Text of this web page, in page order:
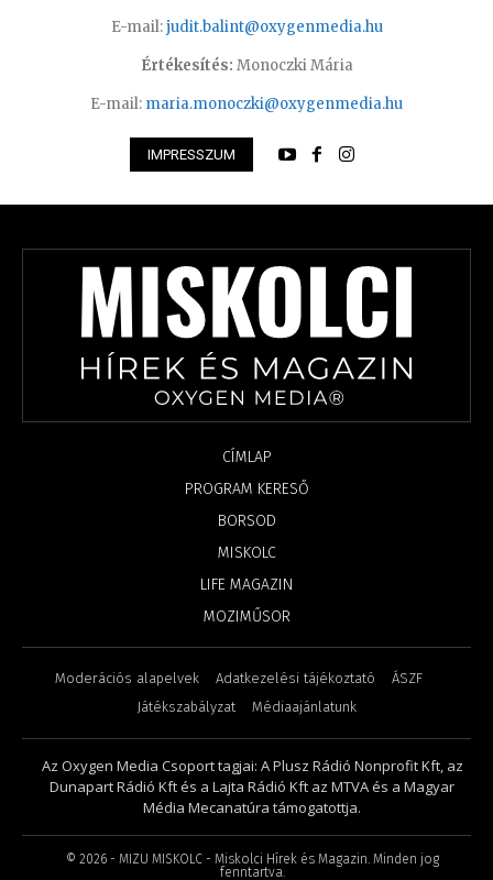
E-mail:judit.balint@oxygenmedia.hu
Értékesítés: Monoczki Mária
E-mail: maria.monoczki@oxygenmedia.hu
IMPRESSZUM
CÍMLAP
PROGRAM KERESŐ
BORSOD
MISKOLC
LIFE MAGAZIN
MOZIMŰSOR
Moderációs alapelvek Adatkezelési tájékoztató
ÁSZF
Játékszabályzat
Médiaajánlatunk
Az Oxygen Media Csoport tagjai: A Plusz Rádió Nonprofit Kft, az
Dunapart Rádió Kft és a Lajta Rádió Kft az MTVA és a Magyar
Média Mecanatúra támogatottja.
© 2026- MIZU MISKOLC - Miskolci Hírek és Magazin. Minden jog
fenntartva.